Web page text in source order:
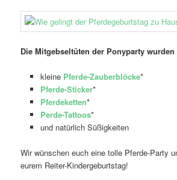
Die Mitgebseltüten der Ponyparty
kleine Pferde-Zauberblöcke*
Pferde-Sticker*
Pferdeketten*
Perde-Tattoos*
und natürlich Süßigkeiten
Wir wünschen euch eine tolle Pferde-Party
eurem Reiter-Kindergeburtstag!